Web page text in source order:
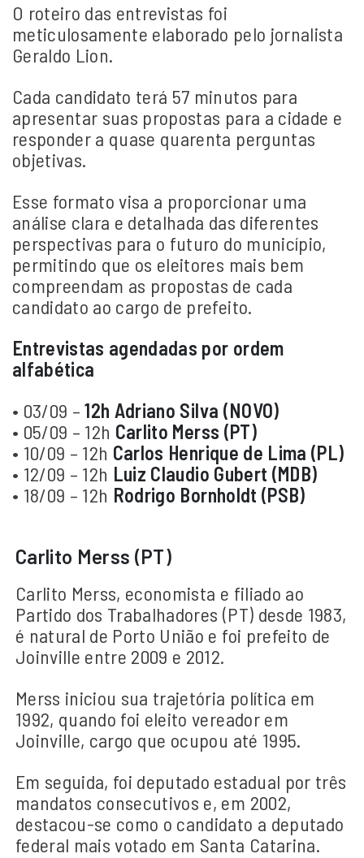
O roteiro das entrevistas foi
meticulosamente elaborado pelo jornalista
Geraldo Lion.
Cada candidato terá 57 minutos para
apresentar suas propostas para a cidade e
responder a quase quarenta perguntas
objetivas.
Esse formato visa a proporcionar uma
análise clara e detalhada das diferentes
perspectivas para o futuro do município,
permitindo que os eleitores mais bem
compreendam as propostas de cada
candidato ao cargo de prefeito.
Entrevistas agendadas por ordem
alfabética
• 03/09 –12h Adriano Silva (NOVO)
• 05/09 – 12h Carlito Merss (PT)
• 10/09 – 12h Carlos Henrique de Lima (PL)
• 12/09 – 12h Luiz Claudio Gubert (MDB)
• 18/09 – 12h Rodrigo Bornholdt (PSB)
Carlito Merss (PT)
Carlito Merss, economista e filiado ao
Partido dos Trabalhadores (PT) desde 1983,
é natural de Porto União e foi prefeito de
Joinville entre 2009 e 2012.
Merss iniciou sua trajetória política em
1992, quando foi eleito vereador em
Joinville, cargo que ocupou até 1995.
Em seguida, foi deputado estadual por três
mandatos consecutivos e, em 2002,
destacou-se como o candidato a deputado
federal mais votado em Santa Catarina.